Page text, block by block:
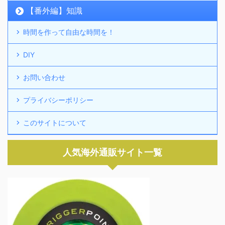
【番外編】知識
時間を作って自由な時間を！
DIY
お問い合わせ
プライバシーポリシー
このサイトについて
人気海外通販サイト一覧